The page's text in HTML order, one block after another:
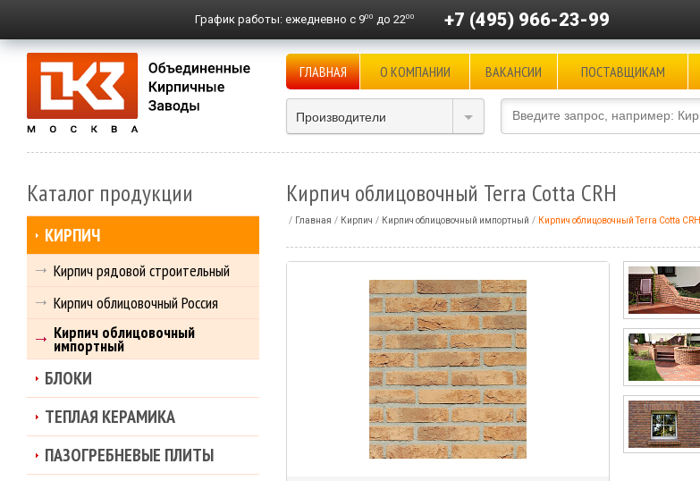
График работы: ежедневно с 900 до 2200 +7 (495) 966-23-99
ГЛАВНАЯ О КОМПАНИИ ВАКАНСИИ ПОСТАВЩИКАМ
Производители
Кирпич облицовочный Terra Cotta CRH
Главная Кирпич Кирпич облицовочный импортный Кирпич облицовочный Terra Cotta CRH
Каталог продукции
КИРПИЧ
Кирпич рядовой строительный
Кирпич облицовочный Россия
Кирпич облицовочный
импортный
БЛОКИ
ТЕПЛАЯ КЕРАМИКА
ПАЗОГРЕБНЕВЫЕ ПЛИТЫ